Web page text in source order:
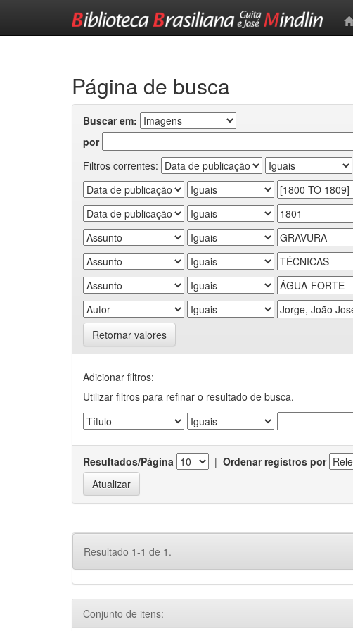
Página de busca
Buscar em:
por
Filtros correntes:
Retornar valores
Adicionar filtros:
Utilizar filtros para refinar o resultado de busca.
Resultados/Página | Ordenar registros por
Resultado 1-1 de 1.
Conjunto de itens: